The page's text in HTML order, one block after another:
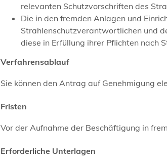
relevanten Schutzvorschriften des
Die in den fremden Anlagen und
Strahlenschutzverantwortlichen und
diese in Erfüllung ihrer Pflichten nach
Verfahrensablauf
Sie können den Antrag auf Genehmigung
Fristen
Vor der Aufnahme der Beschäftigung in
Erforderliche Unterlagen